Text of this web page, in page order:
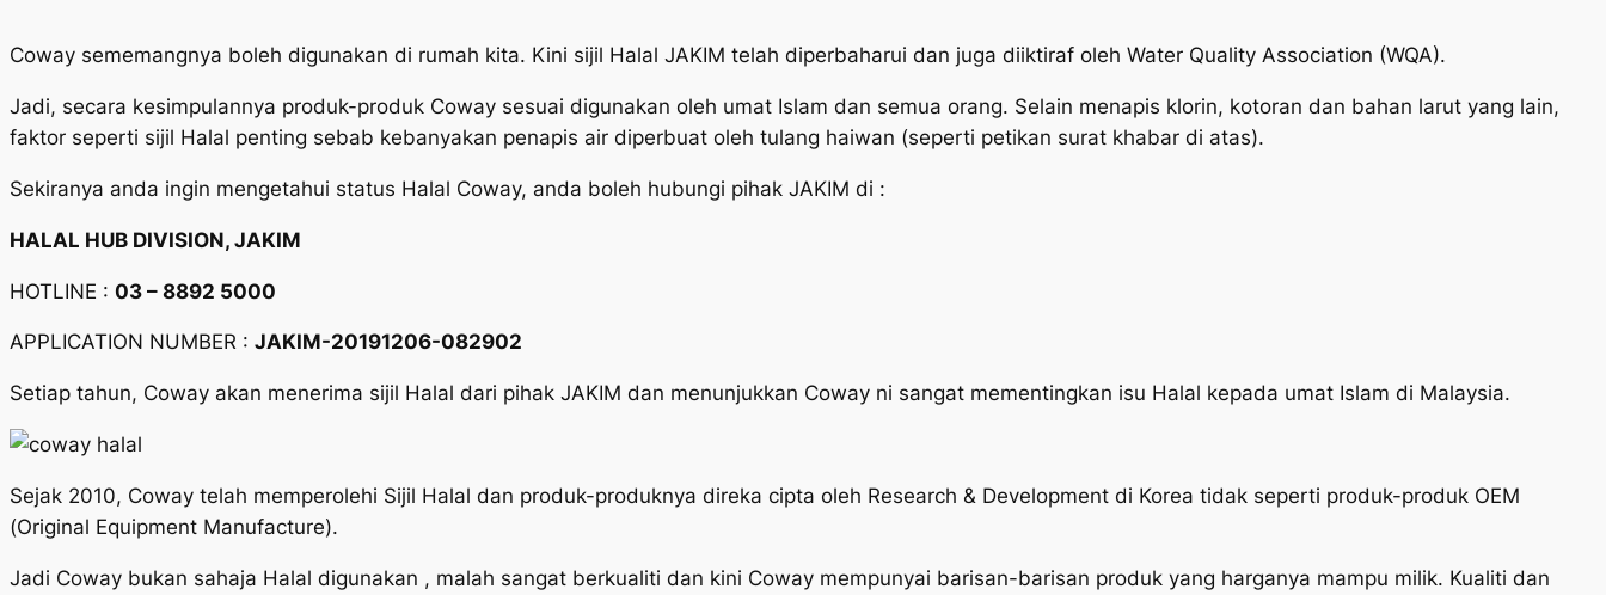
Coway sememangnya boleh digunakan di rumah kita. Kini sijil Halal JAKIM telah diperbaharui dan juga diiktiraf oleh Water Quality Association (WQA).
Jadi, secara kesimpulannya produk-produk Coway sesuai digunakan oleh umat Islam dan semua orang. Selain menapis klorin, kotoran dan bahan larut yang lain,
faktor seperti sijil Halal penting sebab kebanyakan penapis air diperbuat oleh tulang haiwan (seperti petikan surat khabar di atas).
Sekiranya anda ingin mengetahui status Halal Coway, anda boleh hubungi pihak JAKIM di :
HALAL HUB DIVISION, JAKIM
HOTLINE : 03 – 8892 5000
APPLICATION NUMBER : JAKIM-20191206-082902
Setiap tahun, Coway akan menerima sijil Halal dari pihak JAKIM dan menunjukkan Coway ni sangat mementingkan isu Halal kepada umat Islam di Malaysia.
Sejak 2010, Coway telah memperolehi Sijil Halal dan produk-produknya direka cipta oleh Research & Development di Korea tidak seperti produk-produk OEM
(Original Equipment Manufacture).
Jadi Coway bukan sahaja Halal digunakan , malah sangat berkualiti dan kini Coway mempunyai barisan-barisan produk yang harganya mampu milik. Kualiti dan